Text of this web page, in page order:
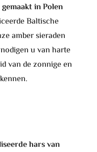
in Polen
Baltische
amber sieraden
u van harte
van de zonnige en
hars van